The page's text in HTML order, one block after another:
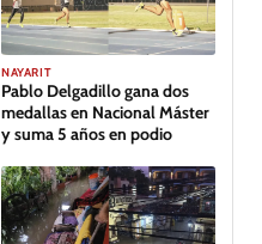
NAYARIT
Pablo Delgadillo gana dos
medallas en Nacional Máster
y suma 5 años en podio